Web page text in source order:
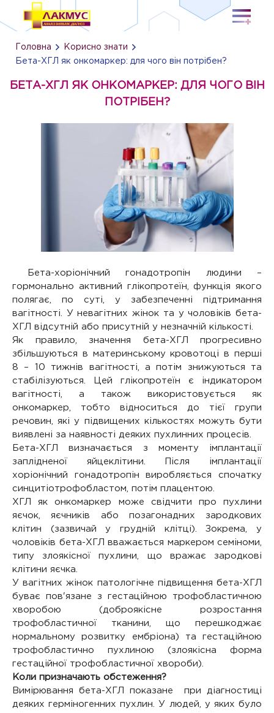
Головна
Корисно знати
Бета-ХГЛ як онкомаркер: для чого він потрібен?
БЕТА-ХГЛ ЯК ОНКОМАРКЕР: ДЛЯ ЧОГО ВІН
ПОТРІБЕН?
Бета-хоріонічний гонадотропін людини –
гормонально активний глікопротеїн, функція якого
полягає, по суті, у забезпеченні підтримання
вагітності. У невагітних жінок та у чоловіків бета-
ХГЛ відсутній або присутній у незначній кількості.
Як правило, значення бета-ХГЛ прогресивно
збільшуються в материнському кровотоці в перші
8 – 10 тижнів вагітності, а потім знижуються та
стабілізуються. Цей глікопротеїн є індикатором
вагітності, а також використовується як
онкомаркер, тобто відноситься до тієї групи
речовин, які у підвищених кількостях можуть бути
виявлені за наявності деяких пухлинних процесів.
Бета-ХГЛ визначається з моменту імплантації
заплідненої яйцеклітини. Після імплантації
хоріонічний гонадотропін виробляється спочатку
синцитіотрофобластом, потім плацентою.
ХГЛ як онкомаркер може свідчити про пухлини
яєчок, яєчників або позагонадних зародкових
клітин (зазвичай у грудній клітці). Зокрема, у
чоловіків бета-ХГЛ вважається маркером семіноми,
типу злоякісної пухлини, що вражає зародкові
клітини яєчка.
У вагітних жінок патологічне підвищення бета-ХГЛ
буває пов'язане з гестаційною трофобластичною
хворобою (доброякісне розростання
трофобластичної тканини, що перешкоджає
нормальному розвитку ембріона) та гестаційною
трофобластично пухлиною (злоякісна форма
гестаційної трофобластичної хвороби).
Коли призначають обстеження?
Вимірювання бета-ХГЛ показане при діагностиці
деяких герміногенних пухлин. У людей, у яких було